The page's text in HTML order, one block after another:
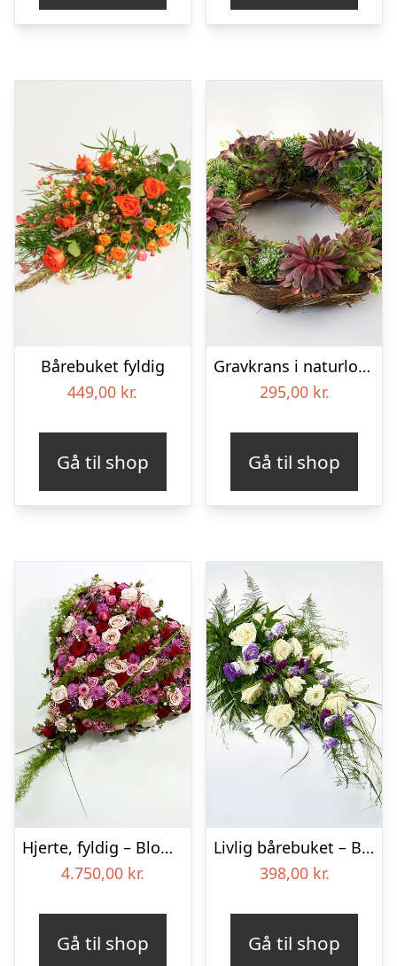
Bårebuket fyldig
449,00 kr.
Gå til shop
Gravkrans i naturlook – Blomster til begravelse
295,00 kr.
Gå til shop
Hjerte, fyldig – Blomster til begravelse
4.750,00 kr.
Gå til shop
Livlig bårebuket – Blomster til begravelse
398,00 kr.
Gå til shop